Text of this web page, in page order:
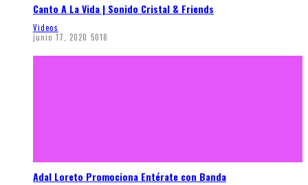
Canto A La Vida | Sonido Cristal & Friends
Videos
junio 17, 2020 5018
Adal Loreto Promociona Entérate con Banda